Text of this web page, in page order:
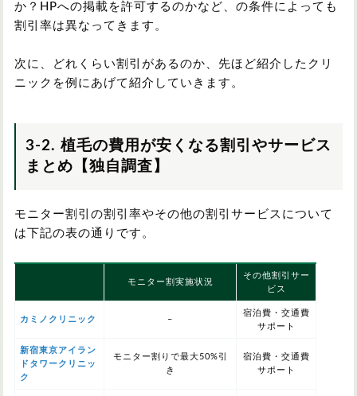
か？HPへの掲載を許可するのかなど、の条件によっても
割引率は異なってきます。
次に、どれくらい割引があるのか、先ほど紹介したクリ
ニックを例にあげて紹介していきます。
3-2. 植毛の費用が安くなる割引やサービス
まとめ【独自調査】
モニター割引の割引率やその他の割引サービスについて
は下記の表の通りです。
モニター割実施状況
その他割引サー
ビス
カミノクリニック –
宿泊費・交通費
サポート
新宿東京アイラン
ドタワークリニッ
ク
モニター割りで最大50%引
き
宿泊費・交通費
サポート